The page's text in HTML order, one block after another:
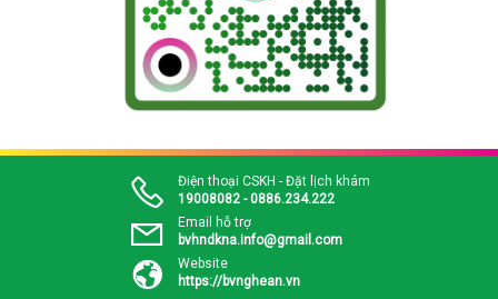
Điện thoại CSKH - Đặt lịch khám
19008082 - 0886.234.222
Email hỗ trợ
bvhndkna.info@gmail.com
Website
https://bvnghean.vn